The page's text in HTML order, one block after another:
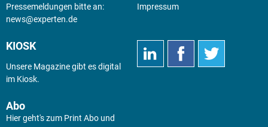
Pressemeldungen bitte an:
news@experten.de
Impressum
KIOSK
Unsere Magazine gibt es digital
im Kiosk.
Abo
Hier geht's zum Print Abo und